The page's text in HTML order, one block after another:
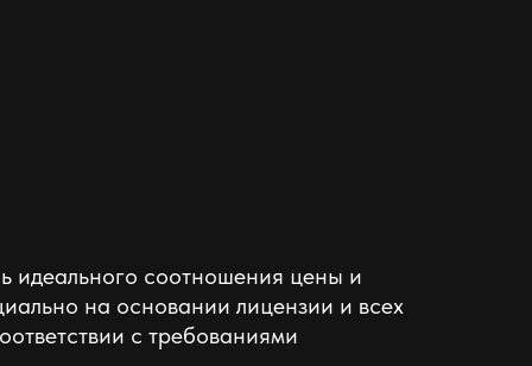
идеального соотношения цены и
на основании лицензии и всех
с требованиями